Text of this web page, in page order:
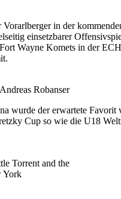
in der
einsetzbarer
Wayne Komets in der
Robanser
wurde der erwartete
Cup so wie die U18
Torrent and the
York